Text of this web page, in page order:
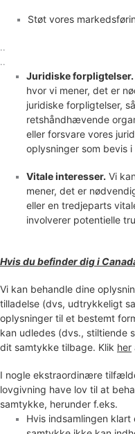
Støt vores
..
..
Juridiske forpligtelser.
hvor vi mener, det er
juridiske forpligtelser,
retshåndhævende
eller forsvare vores
oplysninger som bevis
Vitale interesser. Vi
mener, det er
eller en tredjeparts
involverer potentielle
Hvis du befinder dig i
Vi kan behandle dine
tilladelse (dvs, udtrykkeligt
oplysninger til et bestemt
kan udledes (dvs., stiltiende
dit samtykke tilbage. Klik her
I nogle ekstraordinære
lovgivning have lov til at
samtykke, herunder f.eks.
Hvis indsamlingen